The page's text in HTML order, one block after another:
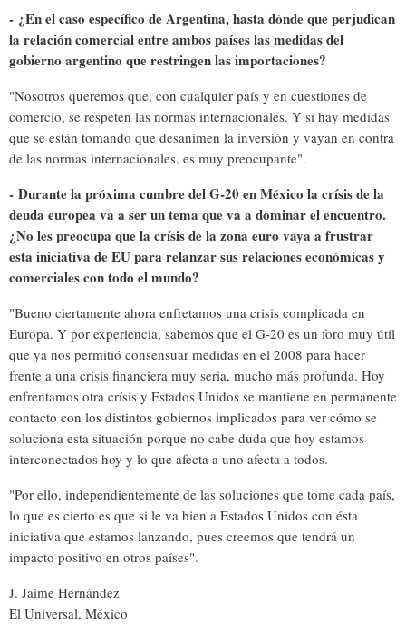
- ¿En el caso específico de Argentina, hasta dónde que perjudican
la relación comercial entre ambos países las medidas del
gobierno argentino que restringen las importaciones?
"Nosotros queremos que, con cualquier país y en cuestiones de
comercio, se respeten las normas internacionales. Y si hay medidas
que se están tomando que desanimen la inversión y vayan en contra
de las normas internacionales, es muy preocupante".
- Durante la próxima cumbre del G-20 en México la crísis de la
deuda europea va a ser un tema que va a dominar el encuentro.
¿No les preocupa que la crísis de la zona euro vaya a frustrar
esta iniciativa de EU para relanzar sus relaciones económicas y
comerciales con todo el mundo?
"Bueno ciertamente ahora enfretamos una crisis complicada en
Europa. Y por experiencia, sabemos que el G-20 es un foro muy útil
que ya nos permitió consensuar medidas en el 2008 para hacer
frente a una crisis financiera muy seria, mucho más profunda. Hoy
enfrentamos otra crísis y Estados Unidos se mantiene en permanente
contacto con los distintos gobiernos implicados para ver cómo se
soluciona esta situación porque no cabe duda que hoy estamos
interconectados hoy y lo que afecta a uno afecta a todos.
"Por ello, independientemente de las soluciones que tome cada país,
lo que es cierto es que si le va bien a Estados Unidos con ésta
iniciativa que estamos lanzando, pues creemos que tendrá un
impacto positivo en otros países".
J. Jaime Hernández
El Universal, México